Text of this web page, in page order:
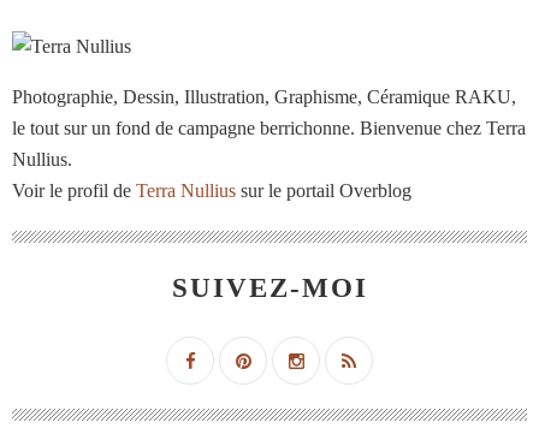
Photographie, Dessin, Illustration, Graphisme, Céramique RAKU,
le tout sur un fond de campagne berrichonne. Bienvenue chez Terra
Nullius.
Voir le profil de Terra Nullius sur le portail Overblog
SUIVEZ-MOI